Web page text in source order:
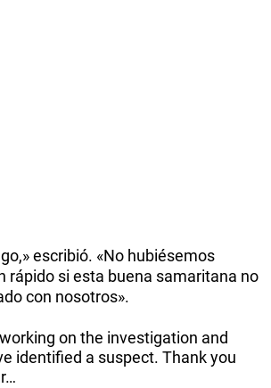
escribió. «No hubiésemos
rápido si esta buena samaritana no
con nosotros».
on the investigation and
identified a suspect. Thank you